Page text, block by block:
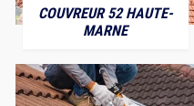
COUVREUR 52 HAUTE-
MARNE